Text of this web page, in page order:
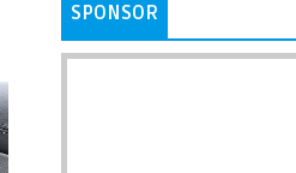
SPONSOR